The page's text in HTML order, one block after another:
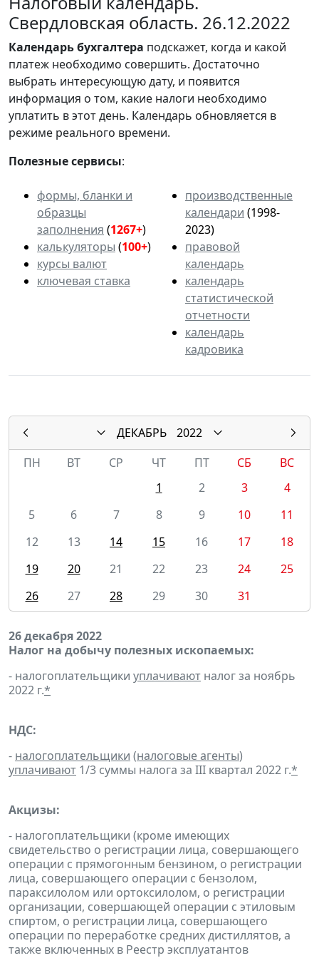
Свердловская область. 26.12.2022
Календарьбухгалтера подскажет, когда и какой
платеж необходимо совершить. Достаточно
выбрать интересующую дату, и появится
информация о том, какие налоги необходимо
уплатить в этот день. Календарь обновляется в
режиме реального времени.
Полезные сервисы:
формы, бланки и
образцы
заполнения (1267+)
калькуляторы (100+)
курсы валют
ключевая ставка
производственные
календари (1998-
2023)
правовой
календарь
календарь
статистической
отчетности
календарь
кадровика
ДЕКАБРЬ
2022
ПН
ВТ СР ЧТ ПТ СБ
ВС
1
2 3
4
5
6 7 8 9 10
11
12
13 14 15 16 17
18
19
20 21 22 23 24
25
26
27 28 29 30 31
26 декабря 2022
Налог на добычу полезных ископаемых:
- налогоплательщики уплачивают налог за ноябрь
2022 г.*
НДС:
- налогоплательщики (налоговые агенты)
уплачивают 1/3 суммы налога за III квартал 2022 г.*
Акцизы:
- налогоплательщики (кроме имеющих
свидетельство о регистрации лица, совершающего
операции с прямогонным бензином, о регистрации
лица, совершающего операции с бензолом,
параксилолом или ортоксилолом, о регистрации
организации, совершающей операции с этиловым
спиртом, о регистрации лица, совершающего
операции по переработке средних дистиллятов, а
также включенных в Реестр эксплуатантов